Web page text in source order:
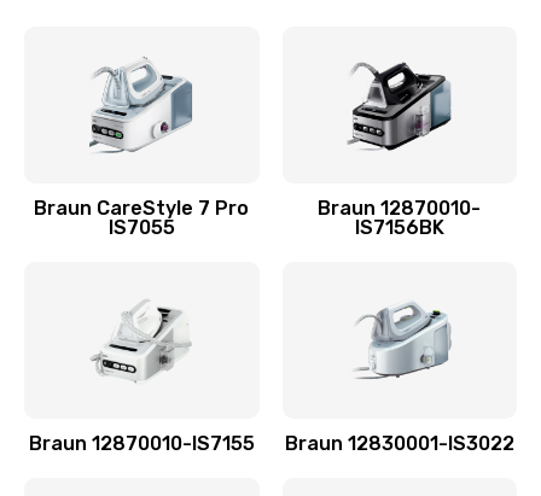
Braun CareStyle 7 Pro
IS7055
Braun 12870010-
IS7156BK
Braun 12870010-IS7155 Braun 12830001-IS3022